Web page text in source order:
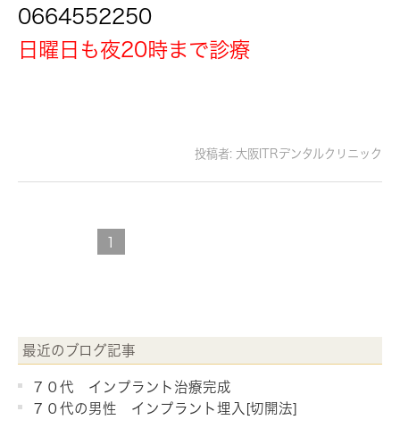
0664552250
日曜日も夜20時まで診療
投稿者: 大阪ITRデンタルクリニック
1
最近のブログ記事
７０代 インプラント治療完成
７０代の男性 インプラント埋入[切開法]